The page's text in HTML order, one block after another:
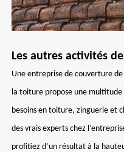
Les autres activités
Une entreprise de couverture
la toiture propose une multitude
besoins en toiture, zinguerie et
des vrais experts chez
profitiez d’un résultat à la